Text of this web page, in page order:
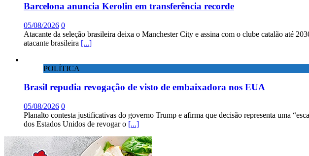
Barcelona anuncia Kerolin em transferência recorde
05/08/2026 0
Atacante da seleção brasileira deixa o Manchester City e assina com o clube catalão até
atacante brasileira [...]
POLÍTICA
Brasil repudia revogação de visto de embaixadora nos EUA
05/08/2026 0
Planalto contesta justificativas do governo Trump e afirma que decisão representa uma
dos Estados Unidos de revogar o [...]